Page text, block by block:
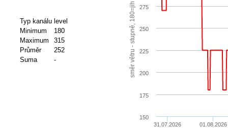
Typ kanálu level
Minimum
180
Maximum
315
Průměr
252
Suma
- směr větru - stupně, 180=jih
31.07.2026
01.08.2026
150
175
200
225
250
275